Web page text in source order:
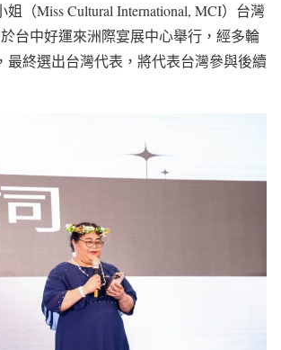
姐（Miss Cultural International, MCI）台灣
台中好運來洲際宴展中心舉行，經多輪
最終選出台灣代表，將代表台灣參與後續